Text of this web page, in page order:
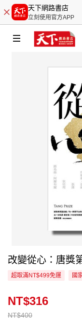
天下網路書店
立刻使用官方APP
改變從心：唐獎
超取滿NT$499免運 國
NT$400
NT$316